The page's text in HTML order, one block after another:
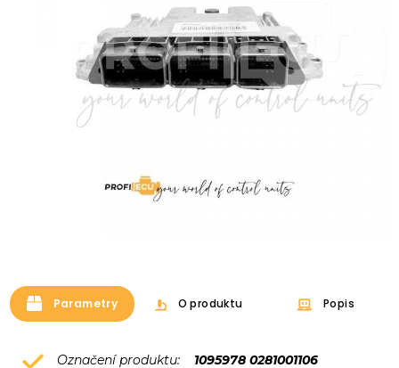
Parametry O produktu Popis
Označení produktu: 1095978 0281001106